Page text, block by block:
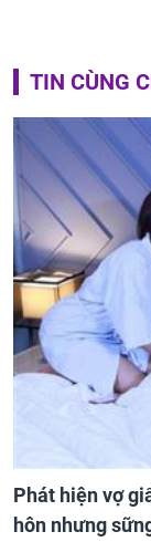
TIN CÙNG
Phát hiện vợ
hôn nhưng